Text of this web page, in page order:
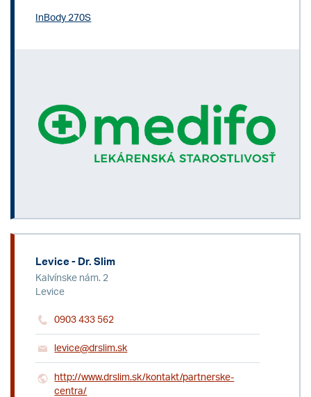
InBody 270S
Levice - Dr. Slim
Kalvínske nám. 2
Levice
0903 433 562
levice@drslim.sk
http://www.drslim.sk/kontakt/partnerske-
centra/